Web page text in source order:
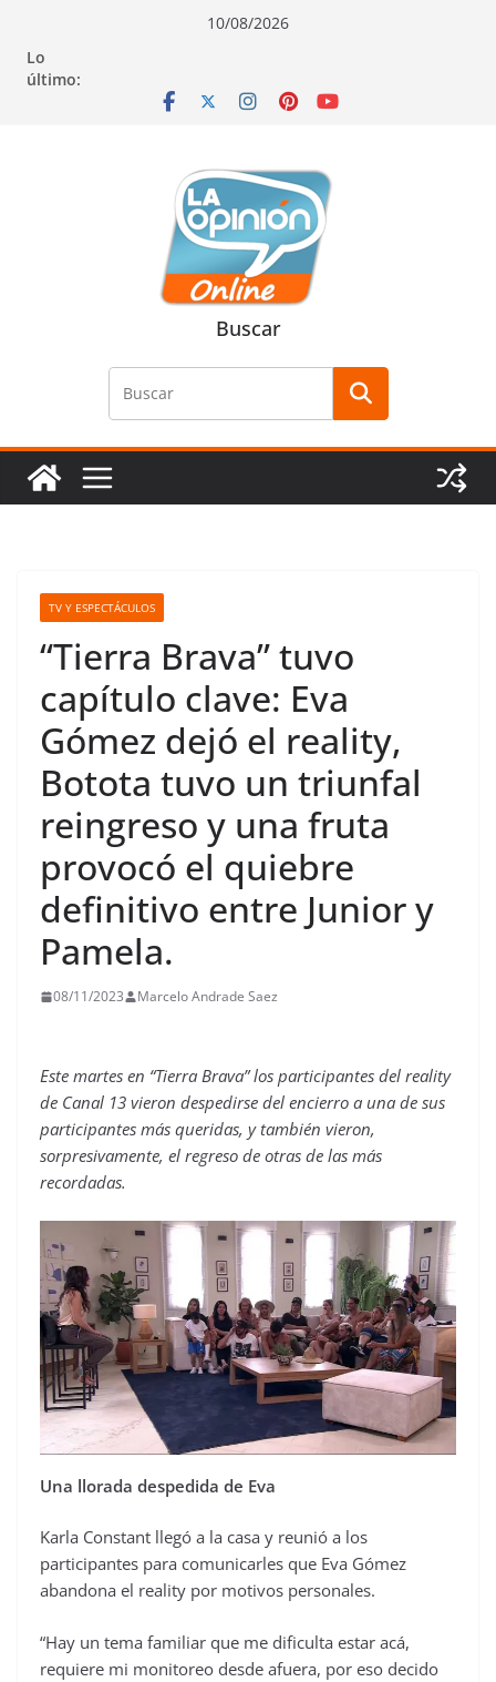
contenido
navegación
contenido
10/08/2026
Lo
último:
Buscar
TV Y ESPECTÁCULOS
“Tierra Brava” tuvo
capítulo clave: Eva
Gómez dejó el reality,
Botota tuvo un triunfal
reingreso y una fruta
provocó el quiebre
definitivo entre Junior y
Pamela.
08/11/2023 Marcelo Andrade Saez
Este martes en “Tierra Brava” los participantes del reality
de Canal 13 vieron despedirse del encierro a una de sus
participantes más queridas, y también vieron,
sorpresivamente, el regreso de otras de las más
recordadas.
Una llorada despedida de Eva
Karla Constant llegó a la casa y reunió a los
participantes para comunicarles que Eva Gómez
abandona el reality por motivos personales.
“Hay un tema familiar que me dificulta estar acá,
requiere mi monitoreo desde afuera, por eso decido